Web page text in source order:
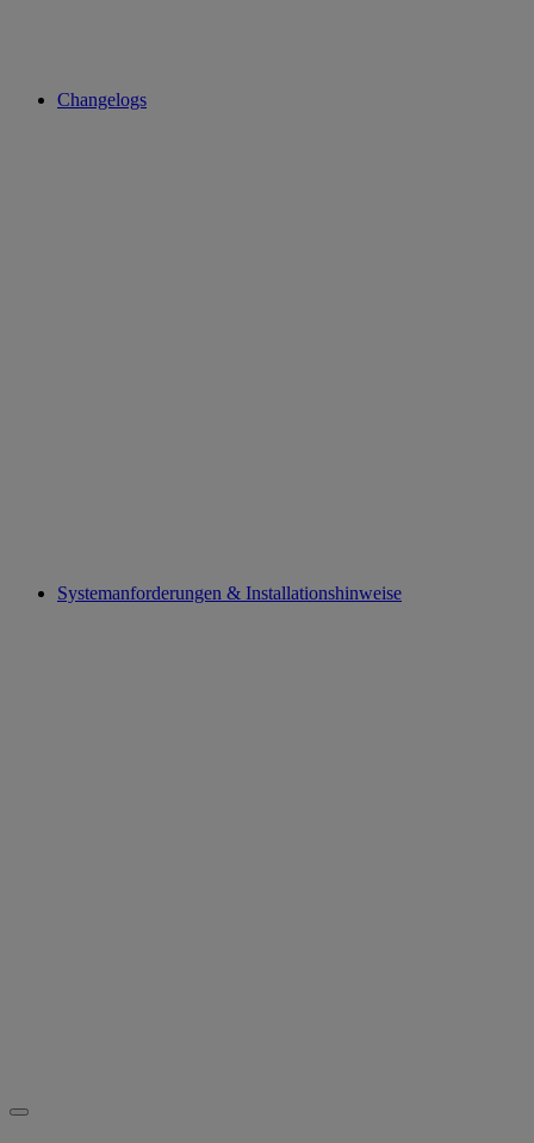
Changelogs
Systemanforderungen & Installationshinweise